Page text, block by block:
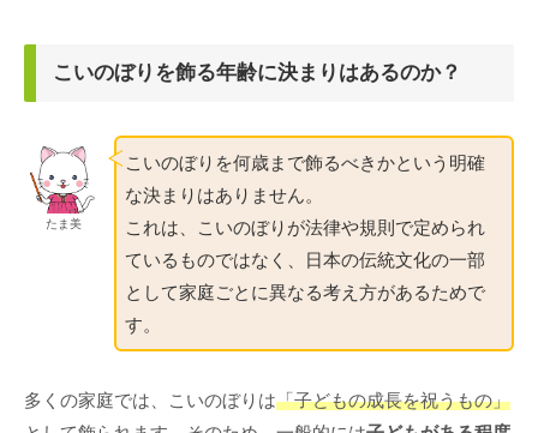
こいのぼりを飾る年齢に決まりはあるのか？
たま美
こいのぼりを何歳まで飾るべきかという明確
な決まりはありません。
これは、こいのぼりが法律や規則で定められ
ているものではなく、日本の伝統文化の一部
として家庭ごとに異なる考え方があるためで
す。
多くの家庭では、こいのぼりは「子どもの成長を祝うもの」